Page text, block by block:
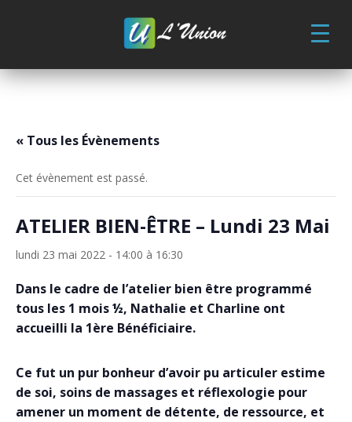
« Tous les Évènements
Cet évènement est passé.
ATELIER BIEN-ÊTRE – Lundi 23 Mai
lundi 23 mai 2022 - 14:00 à 16:30
Dans le cadre de l’atelier bien être programmé
tous les 1 mois ½, Nathalie et Charline ont
accueilli la 1ère Bénéficiaire.
Ce fut un pur bonheur d’avoir pu articuler estime
de soi, soins de massages et réflexologie pour
amener un moment de détente, de ressource, et